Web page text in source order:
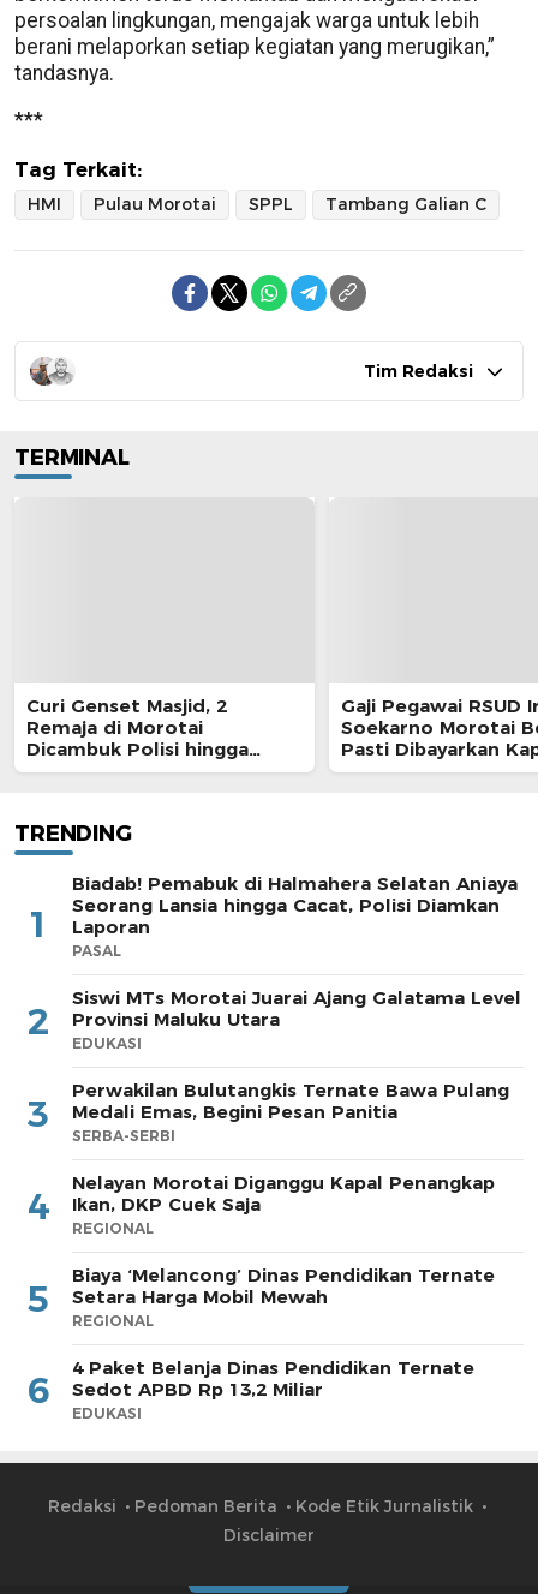
persoalan lingkungan, mengajak warga untuk lebih
berani melaporkan setiap kegiatan yang merugikan,”
tandasnya.
***
Tag Terkait:
HMI Pulau Morotai SPPL Tambang Galian C
Tim Redaksi
TERMINAL
Curi Genset Masjid, 2
Remaja di Morotai
Dicambuk Polisi hingga
Berdarah
Gaji Pegawai RSUD
Soekarno Morotai
Pasti Dibayarkan
TRENDING
1
Biadab! Pemabuk di Halmahera Selatan Aniaya
Seorang Lansia hingga Cacat, Polisi Diamkan
Laporan
PASAL
2
Siswi MTs Morotai Juarai Ajang Galatama Level
Provinsi Maluku Utara
EDUKASI
3
Perwakilan Bulutangkis Ternate Bawa Pulang
Medali Emas, Begini Pesan Panitia
SERBA-SERBI
4
Nelayan Morotai Diganggu Kapal Penangkap
Ikan, DKP Cuek Saja
REGIONAL
5
Biaya ‘Melancong’ Dinas Pendidikan Ternate
Setara Harga Mobil Mewah
REGIONAL
6
4 Paket Belanja Dinas Pendidikan Ternate
Sedot APBD Rp 13,2 Miliar
EDUKASI
Redaksi Pedoman Berita
Kode Etik Jurnalistik
Disclaimer